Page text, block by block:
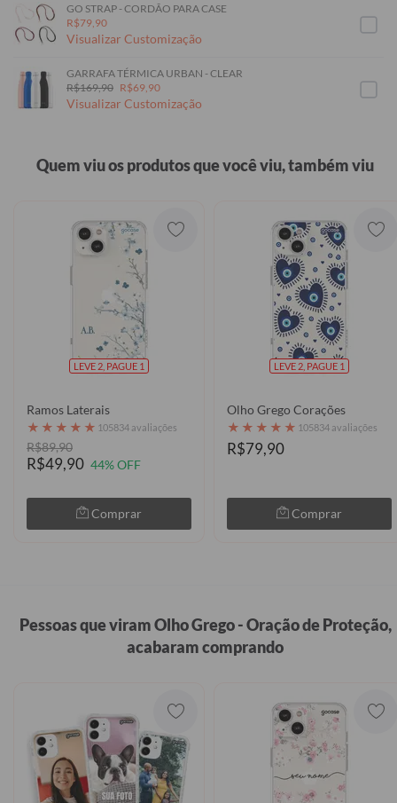
GO STRAP - CORDÃO PARA CASE
R$79,90
Visualizar Customização
GARRAFA TÉRMICA URBAN - CLEAR
R$169,90 R$69,90
Visualizar Customização
Quem viu os produtos que você viu, também viu
LEVE 2, PAGUE 1
Ramos Laterais
★ ★ ★ ★ ★ 105834 avaliações
R$89,90
R$49,90 44% OFF
Comprar
LEVE 2, PAGUE 1
Olho Grego Corações
★ ★ ★ ★ ★ 105834 avaliações
R$79,90
Comprar
Pessoas que viram Olho Grego - Oração de Proteção,
acabaram comprando